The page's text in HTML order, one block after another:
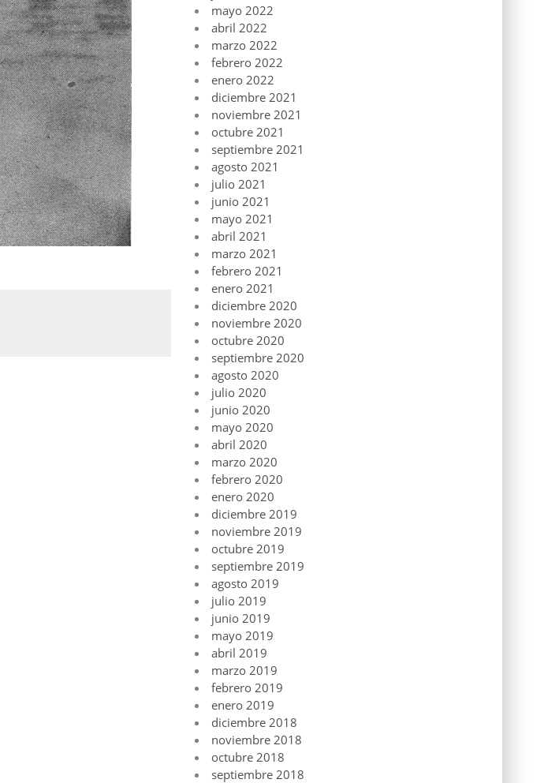
mayo 2022
abril 2022
marzo 2022
febrero 2022
enero 2022
diciembre 2021
noviembre 2021
octubre 2021
septiembre 2021
agosto 2021
julio 2021
junio 2021
mayo 2021
abril 2021
marzo 2021
febrero 2021
enero 2021
diciembre 2020
noviembre 2020
octubre 2020
septiembre 2020
agosto 2020
julio 2020
junio 2020
mayo 2020
abril 2020
marzo 2020
febrero 2020
enero 2020
diciembre 2019
noviembre 2019
octubre 2019
septiembre 2019
agosto 2019
julio 2019
junio 2019
mayo 2019
abril 2019
marzo 2019
febrero 2019
enero 2019
diciembre 2018
noviembre 2018
octubre 2018
septiembre 2018